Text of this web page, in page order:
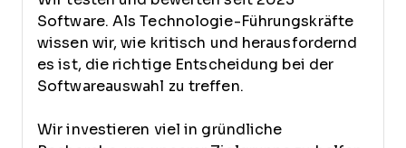
Software. Als Technologie-Führungskräfte
wissen wir, wie kritisch und herausfordernd
es ist, die richtige Entscheidung bei der
Softwareauswahl zu treffen.
Wir investieren viel in gründliche